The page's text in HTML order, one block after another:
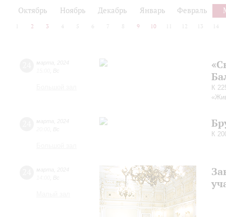
Октябрь Ноябрь Декабрь Январь Февраль
2 3 4 5 6 7 8 9 10 12 13 14
К
К